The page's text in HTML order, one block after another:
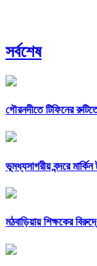
সর্বশেষ
গৌরনদীতে টিফিনের
ভূমধ্যসাগরীয় বন্দরে
মঠবাড়িয়ায় শিক্ষকের